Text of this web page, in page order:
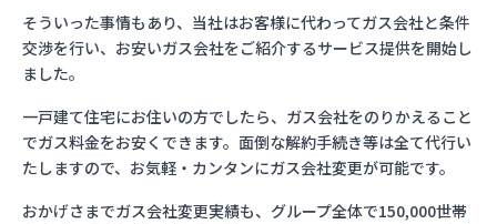
そういった事情もあり、当社はお客様に代わってガス会社と条件
交渉を行い、お安いガス会社をご紹介するサービス提供を開始し
ました。
一戸建て住宅にお住いの方でしたら、ガス会社をのりかえること
でガス料金をお安くできます。面倒な解約手続き等は全て代行い
たしますので、お気軽・カンタンにガス会社変更が可能です。
おかげさまでガス会社変更実績も、グループ全体で150,000世帯